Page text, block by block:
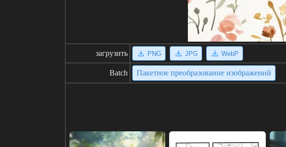
загрузить PNG JPG WebP
Batch Пакетное преобразование изображений